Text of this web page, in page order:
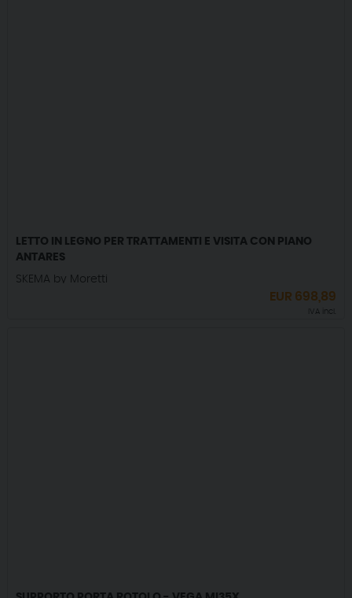
LETTO IN LEGNO PER TRATTAMENTI E VISITA CON PIANO
ANTARES
SKEMA by Moretti
EUR 698,89
IVA incl.